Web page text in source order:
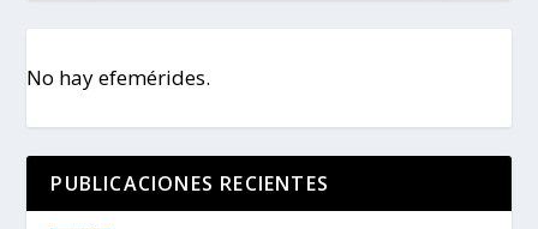
No hay efemérides.
PUBLICACIONES RECIENTES